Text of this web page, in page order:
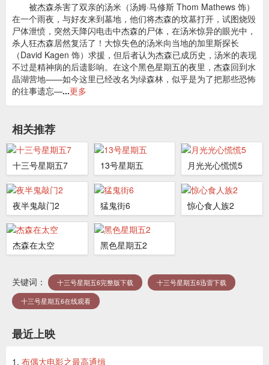
被杰森杀害了双亲的汤米（汤姆·马修斯 Thom Mathews 饰）
在一个雨夜，与好友来到墓地，他们将杰森的坟墓打开，试图烧毁
尸体泄愤，突然天降闪电击中杰森的尸体，在汤米惊异的眼光中，
杀人狂杰森居然复活了！大惊失色的汤米向当地的加里斯探长
（David Kagen 饰）求援，但后者认为杰森已成历史，汤米的表现
不过是精神病的后遗影响。在这个黑色星期五的夜里，杰森回到水
晶湖营地——如今这里已经改名为绿森林，似乎是为了把那些恐怖
的往事遗忘—...更多
相关推荐
十三号星期五7 13号星期五 月光光心慌慌5
夜半鬼敲门2 猛鬼街6 惊心食人族2
杰森在太空 黑色星期五2
关键词： 十三号星期五6完整版下载 十三号星期五6迅雷下载
十三号星期五6在线观看
最近上映
布偶大电影之最高通缉